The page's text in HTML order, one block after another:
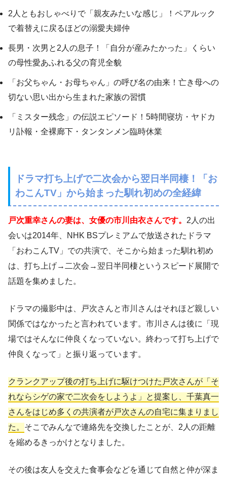
2人ともおしゃべりで「親友みたいな感じ」！ペアルック
で着替えに戻るほどの溺愛夫婦仲
長男・次男と2人の息子！「自分が産みたかった」くらい
の母性愛あふれる父の育児全貌
「お父ちゃん・お母ちゃん」の呼び名の由来！亡き母への
切ない思い出から生まれた家族の習慣
「ミスター残念」の伝説エピソード！5時間寝坊・ヤドカ
リ訃報・全裸廊下・タンタンメン臨時休業
ドラマ打ち上げで二次会から翌日半同棲！「お
わこんTV」から始まった馴れ初めの全経緯
戸次重幸さんの妻は、女優の市川由衣さんです。 2人の出
会いは2014年、NHK BSプレミアムで放送されたドラマ
「おわこんTV」での共演で、そこから始まった馴れ初め
は、打ち上げ→二次会→翌日半同棲というスピード展開で
話題を集めました。
ドラマの撮影中は、戸次さんと市川さんはそれほど親しい
関係ではなかったと言われています。市川さんは後に「現
場ではそんなに仲良くなっていない。終わって打ち上げで
仲良くなって」と振り返っています。
クランクアップ後の打ち上げに駆けつけた戸次さんが「そ
れならシゲの家で二次会をしようよ」と提案し、千葉真一
さんをはじめ多くの共演者が戸次さんの自宅に集まりまし
た。 そこでみんなで連絡先を交換したことが、2人の距離
を縮めるきっかけとなりました。
その後は友人を交えた食事会などを通じて自然と仲が深ま